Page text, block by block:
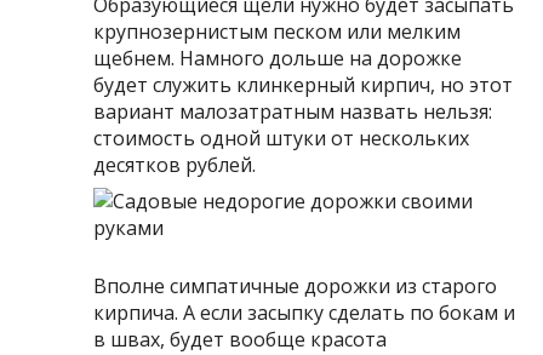
крупнозернистым песком или мелким
щебнем. Намного дольше на дорожке
будет служить клинкерный кирпич, но этот
вариант малозатратным назвать нельзя:
стоимость одной штуки от нескольких
десятков рублей.
Вполне симпатичные дорожки из старого
кирпича. А если засыпку сделать по бокам и
в швах, будет вообще красота